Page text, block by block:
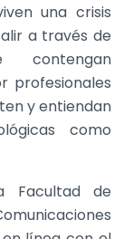
una crisis
a través de
profesionales
y entiendan
como
Facultad de